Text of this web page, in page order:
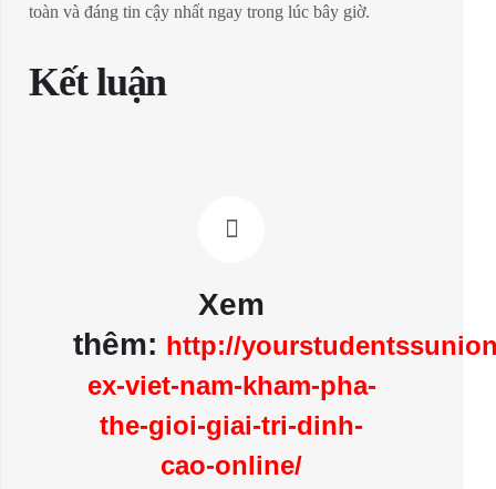
toàn và đáng tin cậy nhất ngay trong lúc bây giờ.
Kết luận
Xem
thêm: http://
ex-viet-nam-kham-pha-
the-gioi-giai-tri-dinh-
cao-online/